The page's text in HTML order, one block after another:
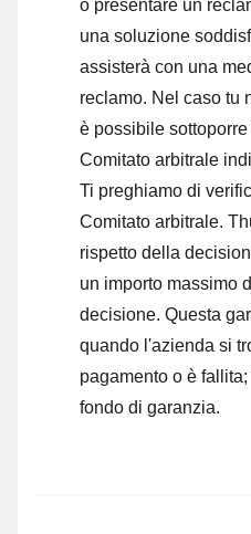
o presentare un
una soluzione
assisterà con una
reclamo. Nel caso tu
è possibile sottoporre
Comitato arbitrale
Ti preghiamo di
Comitato arbitrale.
rispetto della
un importo massimo
decisione. Questa
quando l'azienda si
pagamento o è
fondo di garanzia.